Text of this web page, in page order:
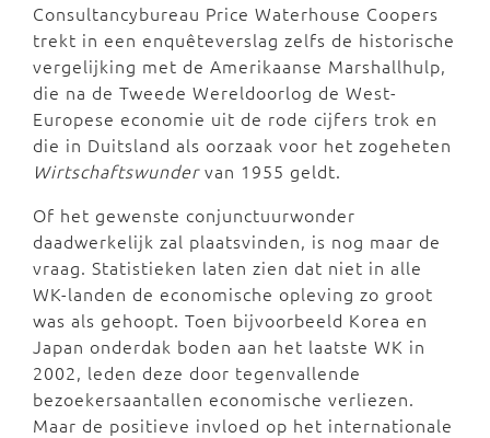
Consultancybureau Price Waterhouse Coopers
trekt in een enquêteverslag zelfs de historische
vergelijking met de Amerikaanse Marshallhulp,
die na de Tweede Wereldoorlog de West-
Europese economie uit de rode cijfers trok en
die in Duitsland als oorzaak voor het zogeheten
Wirtschaftswundervan 1955 geldt.
Of het gewenste conjunctuurwonder
daadwerkelijk zal plaatsvinden, is nog maar de
vraag. Statistieken laten zien dat niet in alle
WK-landen de economische opleving zo groot
was als gehoopt. Toen bijvoorbeeld Korea en
Japan onderdak boden aan het laatste WK in
2002, leden deze door tegenvallende
bezoekersaantallen economische verliezen.
Maar de positieve invloed op het internationale